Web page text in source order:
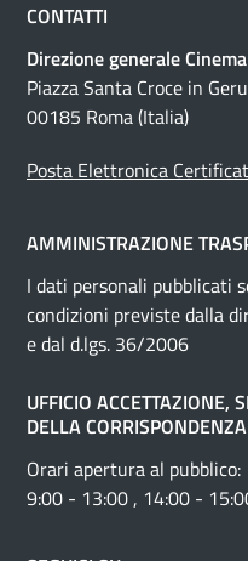
CONTATTI
Direzione generale
Piazza Santa Croce in
00185 Roma (Italia)
Posta Elettronica
AMMINISTRAZIONE
I dati personali pubblicati
condizioni previste dalla
e dal d.lgs. 36/2006
UFFICIO ACCETTAZIONE,
DELLA CORRISPONDENZA
Orari apertura al pubblico:
9:00 - 13:00 , 14:00 -